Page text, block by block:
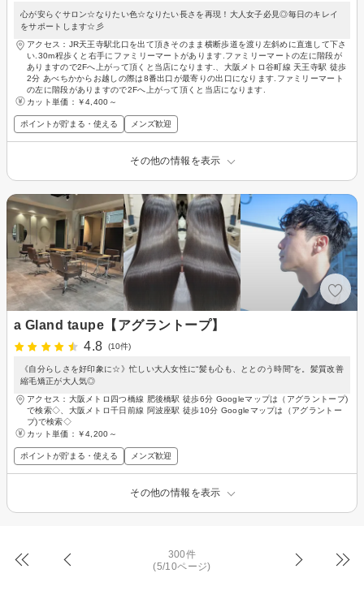
心が安らぐサロン☆なりたい色☆なりたい長さを再現！大人女子必見◎毎日のキレイ
をサポートします☆彡
アクセス：JR天王寺駅北口を出て頂きそのまま横断歩道を渡り左斜めに直進して下さ
い.30m程歩くと右手にファミリーマートがあります.ファミリーマートの左に階段が
ありますので2Fへ上がって頂くと当店になります.、大阪メトロ谷町線 天王寺駅 徒歩
2分 あべちかからお越しの際は8番出口が最寄りの出口になります.ファミリーマート
の左に階段がありますので2Fへ上がって頂くと当店になります.
カット単価： ￥4,400～
ポイントが貯まる・使える メンズ歓迎
その他の情報を表示
a Gland taupe【アグラントープ】
4.8
(10件)
《自分らしさを好印象に☆》忙しい大人女性に“髪も心も、ととのう時間”を。髪質改善
縮毛矯正が大人気◎
アクセス：大阪メトロ四つ橋線 肥後橋駅 徒歩6分 Googleマップは（アグラントープ)
で検索◇、大阪メトロ千日前線 阿波座駅 徒歩10分 Googleマップは（アグラントー
プ)で検索◇
カット単価： ￥4,200～
ポイントが貯まる・使える メンズ歓迎
その他の情報を表示
300件
(5/10ページ)